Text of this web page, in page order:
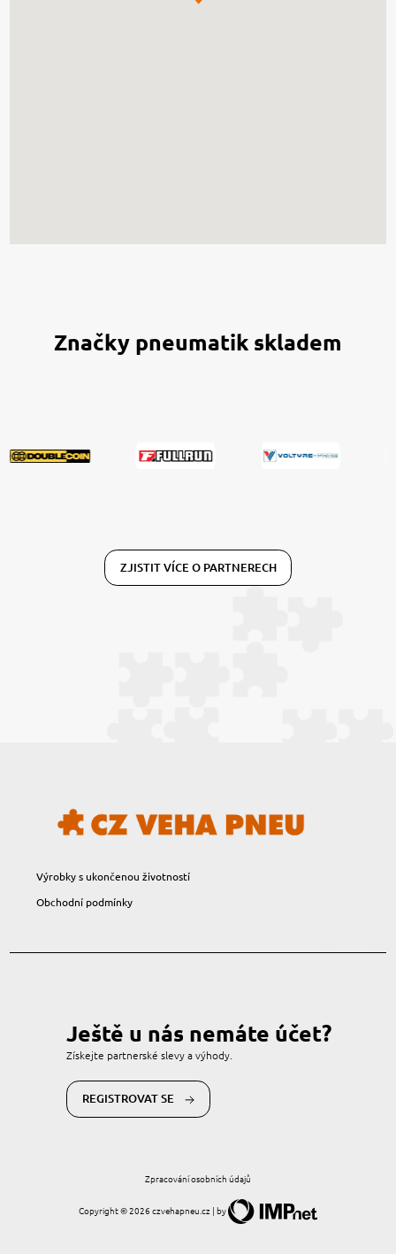
Značky pneumatik skladem
ZJISTIT VÍCE O PARTNERECH
Výrobky s ukončenou životností
Obchodní podmínky
Ještě u nás nemáte účet?
Získejte partnerské slevy a výhody.
REGISTROVAT SE
Zpracování osobních údajů
Copyright © 2026 czvehapneu.cz | by